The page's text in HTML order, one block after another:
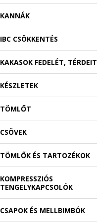
KANNÁK
IBC CSÖKKENTÉS
KAKASOK FEDELÉT, TÉRDEIT
KÉSZLETEK
TÖMLŐT
CSÖVEK
TÖMLŐK ÉS TARTOZÉKOK
KOMPRESSZIÓS
TENGELYKAPCSOLÓK
CSAPOK ÉS MELLBIMBÓK